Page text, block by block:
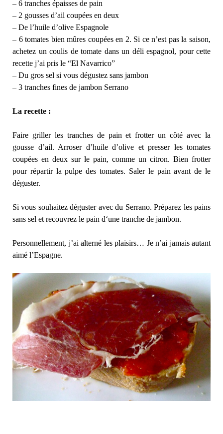
– 6 tranches épaisses de pain
– 2 gousses d’ail coupées en deux
– De l’huile d’olive Espagnole
– 6 tomates bien mûres coupées en 2. Si ce n’est pas la saison,
achetez un coulis de tomate dans un déli espagnol, pour cette
recette j’ai pris le “El Navarrico”
– Du gros sel si vous dégustez sans jambon
– 3 tranches fines de jambon Serrano
La recette :
Faire griller les tranches de pain et frotter un côté avec la
gousse d’ail. Arroser d’huile d’olive et presser les tomates
coupées en deux sur le pain, comme un citron. Bien frotter
pour répartir la pulpe des tomates. Saler le pain avant de le
déguster.
Si vous souhaitez déguster avec du Serrano. Préparez les pains
sans sel et recouvrez le pain d‘une tranche de jambon.
Personnellement, j’ai alterné les plaisirs… Je n’ai jamais autant
aimé l’Espagne.